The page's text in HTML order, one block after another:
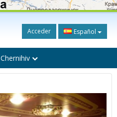
Acceder Español
Chernihiv